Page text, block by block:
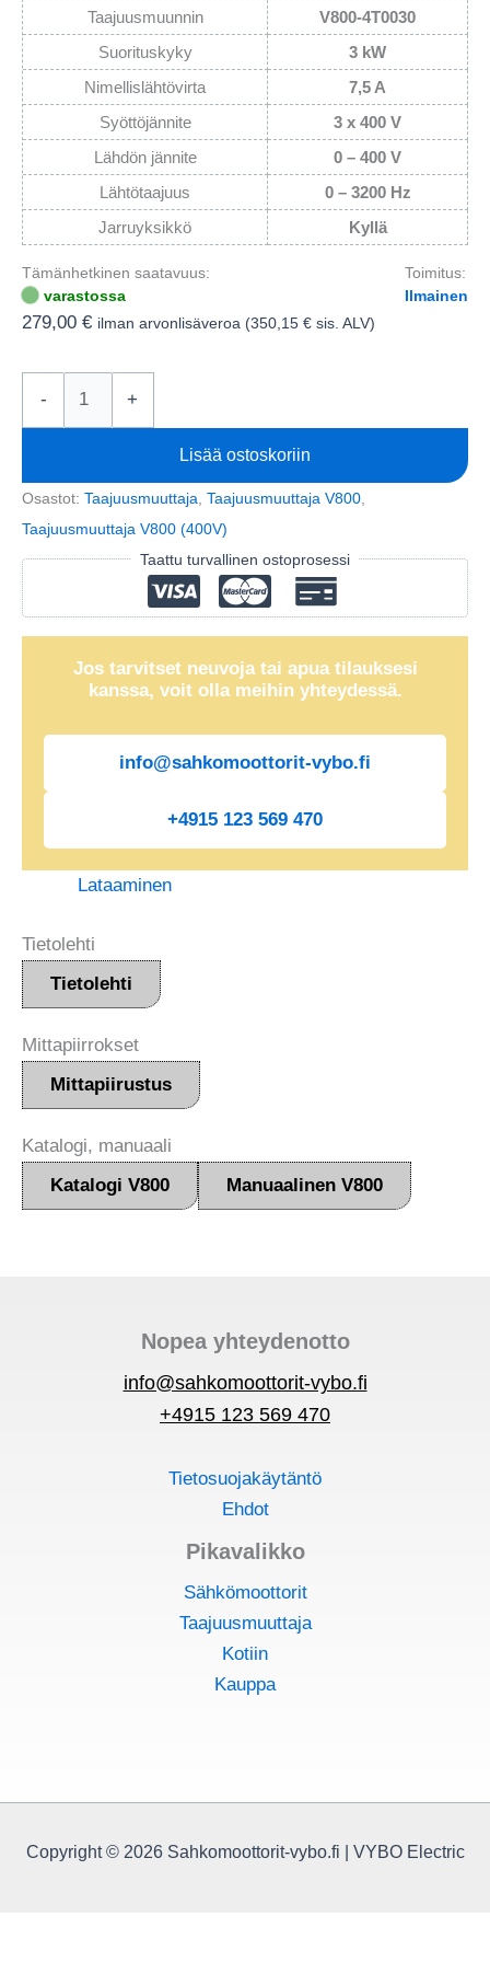
Taajuusmuunnin
V800-4T0030
Suorituskyky
3 kW
Nimellislähtövirta
7,5 A
Syöttöjännite
3 x 400 V
Lähdön jännite
0 – 400 V
Lähtötaajuus
0 – 3200 Hz
Jarruyksikkö
Kyllä
Tämänhetkinen saatavuus:
varastossa
Toimitus:
Ilmainen
279,00 € ilman arvonlisäveroa (350,15 € sis. ALV)
-
(400V)
määrä
+
Lisää ostoskoriin
Osastot: Taajuusmuuttaja Taajuusmuuttaja V800
Taajuusmuuttaja V800 (400V)
Taattu turvallinen ostoprosessi
Jos tarvitset neuvoja tai apua tilauksesi
kanssa, voit olla meihin yhteydessä.
info@sahkomoottorit-vybo.fi
+4915 123 569 470
Lataaminen
Tietolehti
Tietolehti
Mittapiirrokset
Mittapiirustus
Katalogi, manuaali
Katalogi V800
Manuaalinen V800
Nopea yhteydenotto
info@sahkomoottorit-vybo.fi
+4915 123 569 470
Tietosuojakäytäntö
Ehdot
Pikavalikko
Sähkömoottorit
Taajuusmuuttaja
Kotiin
Kauppa
Copyright © 2026 Sahkomoottorit-vybo.fi | VYBO Electric